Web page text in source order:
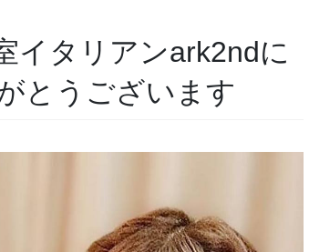
タリアンark2ndに
とうございます